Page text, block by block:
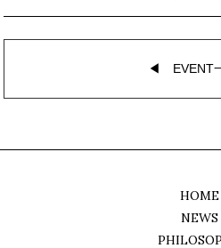
◀︎ EVENT
HOME
NEWS